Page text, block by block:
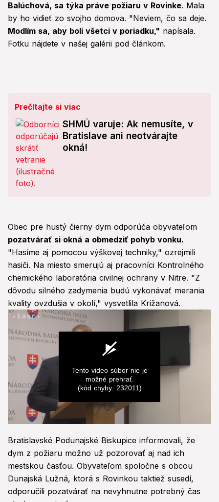
Balúchová, sa týka práve požiaru v Rovinke. Mala
by ho vidieť zo svojho domova. "Neviem, čo sa deje.
Modlím sa, aby boli všetci v poriadku," napísala.
Fotku nájdete v našej galérii pod článkom.
Prečítajte si viac
SHMÚ varuje: Ak nemusíte, v
Bratislave ani neotvárajte
okná!
Obec pre hustý čierny dym odporúča obyvateľom
pozatvárať si okná a obmedziť pohyb vonku.
"Hasíme aj pomocou výškovej techniky," ozrejmili
hasiči. Na miesto smerujú aj pracovníci Kontrolného
chemického laboratória civilnej ochrany v Nitre. "Z
dôvodu silného zadymenia budú vykonávať merania
kvality ovzdušia v okolí," vysvetlila Križanová.
of
0
seconds
Tento video súbor nie je
možné prehrať.
(kód chyby: 232011)
Bratislavské Podunajské Biskupice informovali, že
dym z požiaru možno už pozorovať aj nad ich
mestskou časťou. Obyvateľom spoločne s obcou
Dunajská Lužná, ktorá s Rovinkou taktiež susedí,
odporučili pozatvárať na nevyhnutne potrebný čas